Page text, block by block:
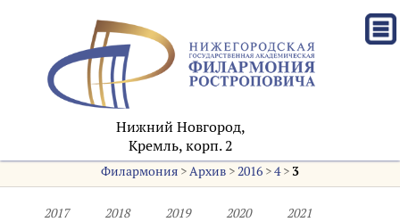
Нижний Новгород,
Кремль, корп. 2
Филармония>Архив>2016>4> 3
2017 2018 2019 2020
2021